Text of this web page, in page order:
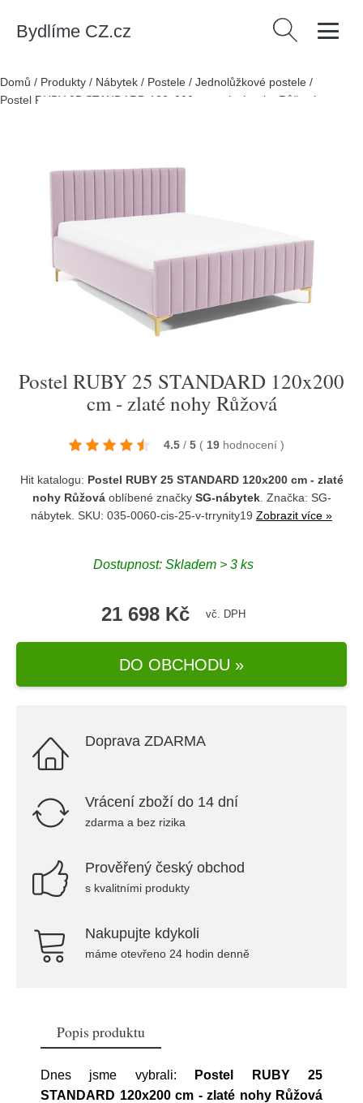
Bydlíme CZ.cz Vyhledávání
Domů / Produkty / Nábytek / Postele / Jednolůžkové postele /
Postel RUBY 25 STANDARD 120x200 cm - zlaté nohy Růžová
Postel RUBY 25 STANDARD 120x200
cm - zlaté nohy Růžová
4.5 / 5 ( 19 hodnocení )
Hit katalogu: Postel RUBY 25 STANDARD 120x200 cm - zlaté
nohy Růžováoblíbené značky SG-nábytek. Značka: SG-
nábytek . SKU: 035-0060-cis-25-v-trrynity19 Zobrazit více »
Dostupnost: Skladem > 3 ks
21 698 Kč vč. DPH
DO OBCHODU »
Doprava ZDARMA
Vrácení zboží do 14 dní
zdarma a bez rizika
Prověřený český obchod
s kvalitními produkty
Nakupujte kdykoli
máme otevřeno 24 hodin denně
Popis produktu
Dnes jsme vybrali:
Postel RUBY 25
STANDARD 120x200 cm - zlaté nohy Růžová